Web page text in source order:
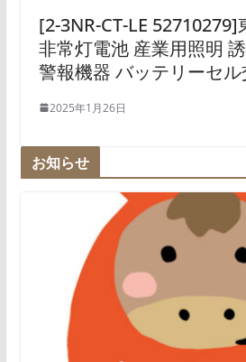
[2-3NR-CT-LE 52710279]
非常灯電池 産業用照明
警報機器 バッテリーセル
2025年1月26日
お知らせ